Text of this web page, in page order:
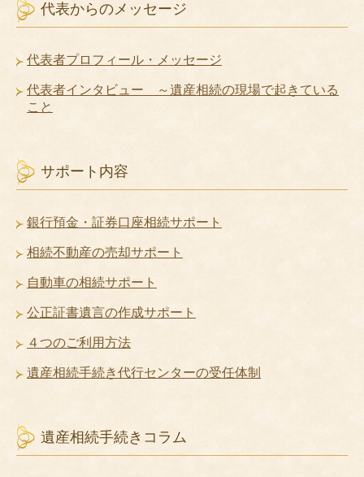
代表からのメッセージ
代表者プロフィール・メッセージ
代表者インタビュー ～遺産相続の現場で起きている
こと
サポート内容
銀行預金・証券口座相続サポート
相続不動産の売却サポート
自動車の相続サポート
公正証書遺言の作成サポート
４つのご利用方法
遺産相続手続き代行センターの受任体制
遺産相続手続きコラム